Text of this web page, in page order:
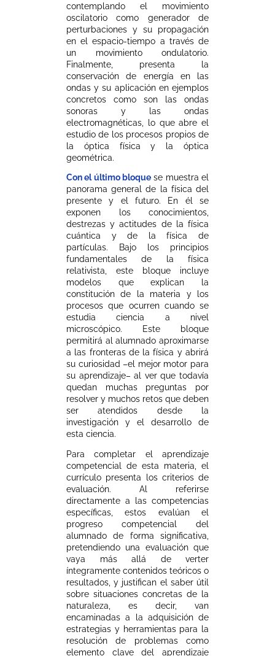
contemplando el movimiento
oscilatorio como generador de
perturbaciones y su propagación
en el espacio-tiempo a través de
un movimiento ondulatorio.
Finalmente, presenta la
conservación de energía en las
ondas y su aplicación en ejemplos
concretos como son las ondas
sonoras y las ondas
electromagnéticas, lo que abre el
estudio de los procesos propios de
la óptica física y la óptica
geométrica.
Con el último bloque se muestra el
panorama general de la física del
presente y el futuro. En él se
exponen los conocimientos,
destrezas y actitudes de la física
cuántica y de la física de
partículas. Bajo los principios
fundamentales de la física
relativista, este bloque incluye
modelos que explican la
constitución de la materia y los
procesos que ocurren cuando se
estudia ciencia a nivel
microscópico. Este bloque
permitirá al alumnado aproximarse
a las fronteras de la física y abrirá
su curiosidad –el mejor motor para
su aprendizaje– al ver que todavía
quedan muchas preguntas por
resolver y muchos retos que deben
ser atendidos desde la
investigación y el desarrollo de
esta ciencia.
Para completar el aprendizaje
competencial de esta materia, el
currículo presenta los criterios de
evaluación. Al referirse
directamente a las competencias
específicas, estos evalúan el
progreso competencial del
alumnado de forma significativa,
pretendiendo una evaluación que
vaya más allá de verter
íntegramente contenidos teóricos o
resultados, y justifican el saber útil
sobre situaciones concretas de la
naturaleza, es decir, van
encaminadas a la adquisición de
estrategias y herramientas para la
resolución de problemas como
elemento clave del aprendizaje